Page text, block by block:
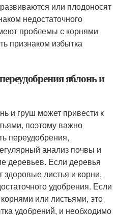
или плодоносят
недостаточного
проблемы с корнями
признаком избытка
яблонь и
и груш может привести к
поэтому важно
переудобрения,
анализ почвы и
деревьев. Если деревья
листья и корни,
удобрения. Если
или листьями, это
удобрений, и необходимо